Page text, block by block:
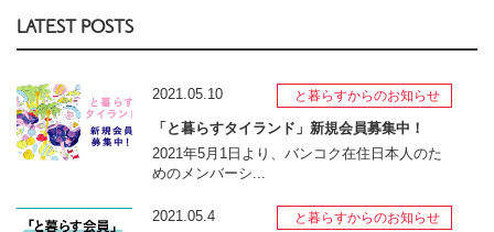
LATEST POSTS
2021.05.10 と暮らすからのお知らせ
「と暮らすタイランド」新規会員募集中！
2021年5月1日より、バンコク在住日本人のた
めのメンバーシ...
2021.05.4 と暮らすからのお知らせ